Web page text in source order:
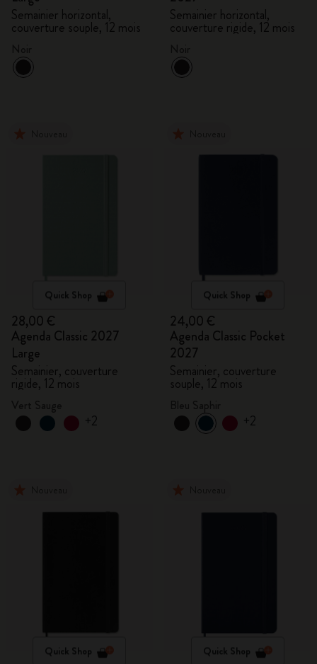
Semainier horizontal,
couverture souple, 12 mois
Semainier horizontal,
couverture rigide, 12 mois
Quick Shop
28,00 €
Agenda Classic 2027
Large
Semainier, couverture
rigide, 12 mois
+2
Quick Shop
24,00 €
Agenda Classic Pocket
2027
Semainier, couverture
souple, 12 mois
+2
Quick Shop Quick Shop